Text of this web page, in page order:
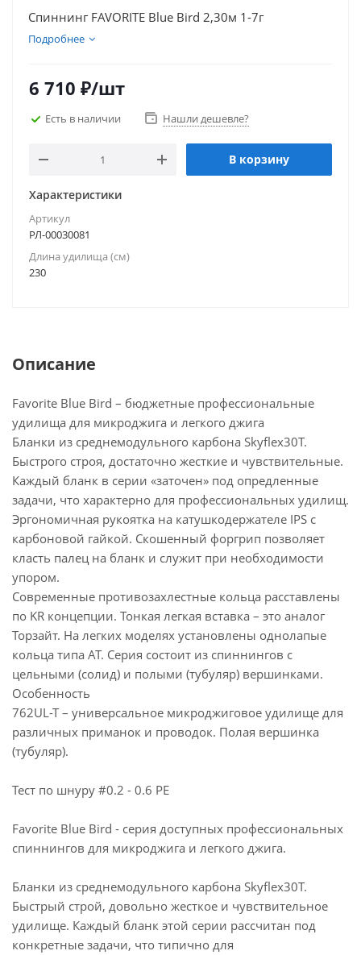
Спиннинг FAVORITE Blue Bird 2,30м 1-7г
Подробнее
6 710 ₽/шт
Есть в наличии Нашли дешевле?
В корзину
Характеристики
Артикул
РЛ-00030081
Длина удилища (см)
230
Описание
Favorite Blue Bird – бюджетные профессиональные
удилища для микроджига и легкого джига
Бланки из среднемодульного карбона Skyflex30T.
Быстрого строя, достаточно жесткие и чувствительные.
Каждый бланк в серии «заточен» под опредленные
задачи, что характерно для профессиональных удилищ.
Эргономичная рукоятка на катушкодержателе IPS с
карбоновой гайкой. Скошенный форгрип позволяет
класть палец на бланк и служит при необходимости
упором.
Современные противозахлестные кольца расставлены
по KR концепции. Тонкая легкая вставка – это аналог
Торзайт. На легких моделях установлены однолапые
кольца типа АТ. Серия состоит из спиннингов с
цельными (солид) и полыми (тубуляр) вершинками.
Особенность
762UL-T – универсальное микроджиговое удилище для
различных приманок и проводок. Полая вершинка
(тубуляр).
Тест по шнуру #0.2 - 0.6 PE
Favorite Blue Bird - серия доступных профессиональных
спиннингов для микроджига и легкого джига.
Бланки из среднемодульного карбона Skyflex30T.
Быстрый строй, довольно жесткое и чувствительное
удилище. Каждый бланк этой серии рассчитан под
конкретные задачи, что типично для